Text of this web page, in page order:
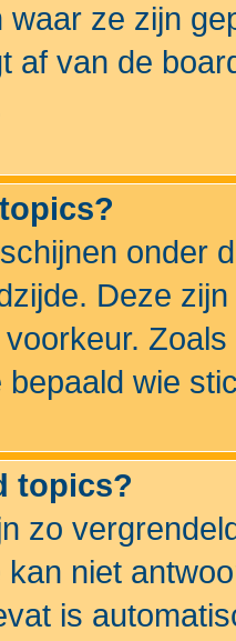
waar ze zijn
af van de
onder
Deze
bepaald wie
topics?
zo
niet
is